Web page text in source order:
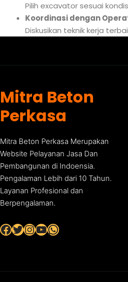
Pilih excavator sesuai
Koordinasi dengan
Diskusikan teknik kerja
Mitra Beton
Perkasa
Mitra Beton Perkasa Merupakan
Website Pelayanan Jasa Dan
Pembangunan di Indoensia.
Pengalaman Lebih dari 10 Tahun.
Layanan Profesional dan
Berpengalaman.
Facebook Twitter InstagramYouTube WhatsApp